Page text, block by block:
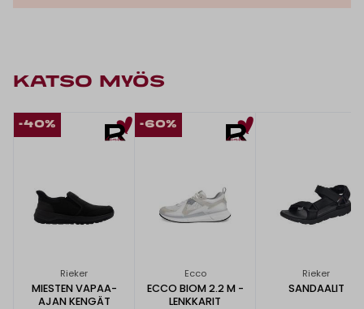
KATSO MYÖS
-40%
Rieker
MIESTEN VAPAA-
AJAN KENGÄT
-60%
Ecco
ECCO BIOM 2.2 M -
LENKKARIT
Rieker
SANDAALIT